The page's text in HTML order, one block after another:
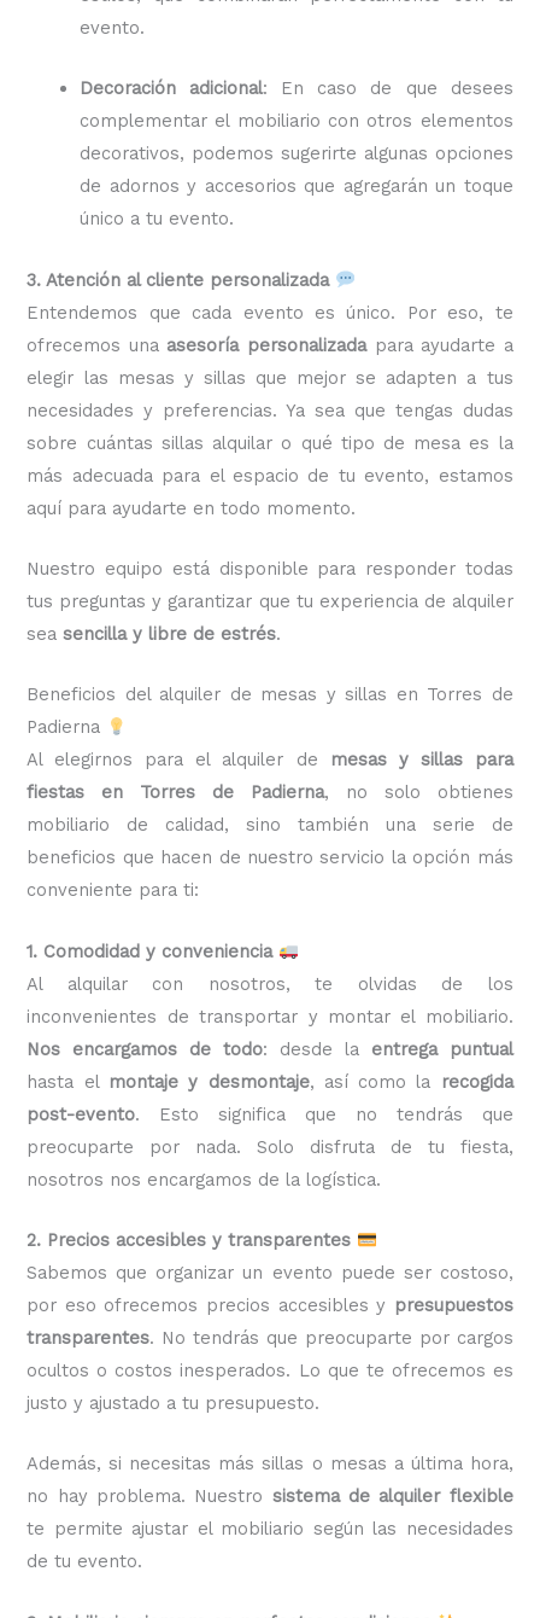
evento.
Decoración adicional: En caso de que desees
complementar el mobiliario con otros elementos
decorativos, podemos sugerirte algunas opciones
de adornos y accesorios que agregarán un toque
único a tu evento.
3. Atención al cliente personalizada
Entendemos que cada evento es único. Por eso, te
ofrecemos una asesoría personalizadapara ayudarte a
elegir las mesas y sillas que mejor se adapten a tus
necesidades y preferencias. Ya sea que tengas dudas
sobre cuántas sillas alquilar o qué tipo de mesa es la
más adecuada para el espacio de tu evento, estamos
aquí para ayudarte en todo momento.
Nuestro equipo está disponible para responder todas
tus preguntas y garantizar que tu experiencia de alquiler
seasencilla y libre de estrés.
Beneficios del alquiler de mesas y sillas en Torres de
Padierna
Al elegirnos para el alquiler de
mesas y sillas para
fiestas en Torres de Padierna, no solo obtienes
mobiliario de calidad, sino también una serie de
beneficios que hacen de nuestro servicio la opción más
conveniente para ti:
1. Comodidad y conveniencia
Al alquilar con nosotros, te olvidas de los
inconvenientes de transportar y montar el mobiliario.
Nos encargamos de todo: desde la entrega puntual
hasta el montaje y desmontaje, así como la
recogida
post-evento. Esto significa que no tendrás que
preocuparte por nada. Solo disfruta de tu fiesta,
nosotros nos encargamos de la logística.
2. Precios accesibles y transparentes
Sabemos que organizar un evento puede ser costoso,
por eso ofrecemos precios accesibles y presupuestos
transparentes. No tendrás que preocuparte por cargos
ocultos o costos inesperados. Lo que te ofrecemos es
justo y ajustado a tu presupuesto.
Además, si necesitas más sillas o mesas a última hora,
no hay problema. Nuestro sistema de alquiler flexible
te permite ajustar el mobiliario según las necesidades
de tu evento.